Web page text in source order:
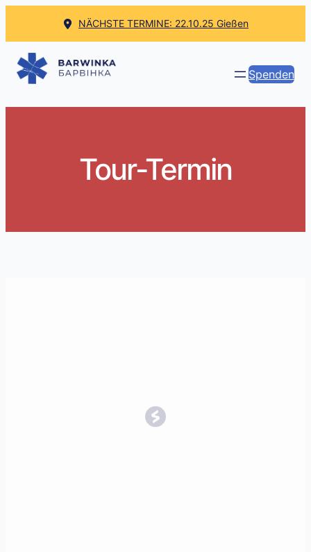
springen
NÄCHSTE TERMINE: 22.10.25 Gießen
Spenden
Tour-Termin